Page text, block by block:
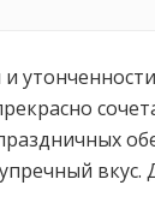
вкус.